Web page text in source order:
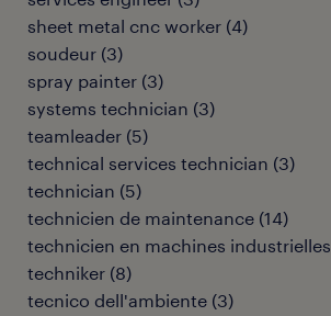
sheet metal cnc worker (4)
soudeur (3)
spray painter (3)
systems technician (3)
teamleader (5)
technical services technician (3)
technician (5)
technicien de maintenance (14)
technicien en machines industrielles
techniker (8)
tecnico dell'ambiente (3)